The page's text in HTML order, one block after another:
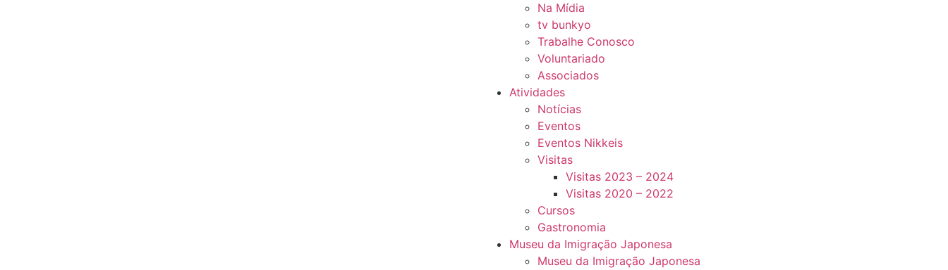
Na Mídia
tv bunkyo
Trabalhe Conosco
Voluntariado
Associados
Atividades
Notícias
Eventos
Eventos Nikkeis
Visitas
Visitas 2023 – 2024
Visitas 2020 – 2022
Cursos
Gastronomia
Museu da Imigração Japonesa
Museu da Imigração Japonesa